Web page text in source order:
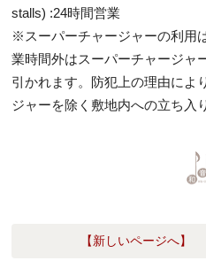
stalls) :24時間営業
※スーパーチャージャーの利用
業時間外はスーパーチャージャ
引かれます。防犯上の理由によ
ジャーを除く敷地内への立ち入
【新しいページへ】